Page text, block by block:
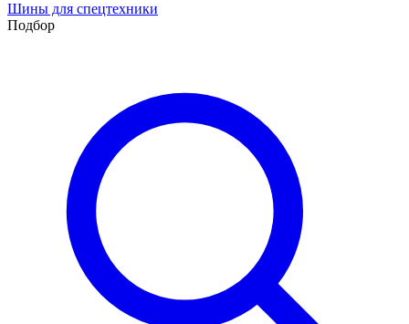
Шины для спецтехники
Подбор